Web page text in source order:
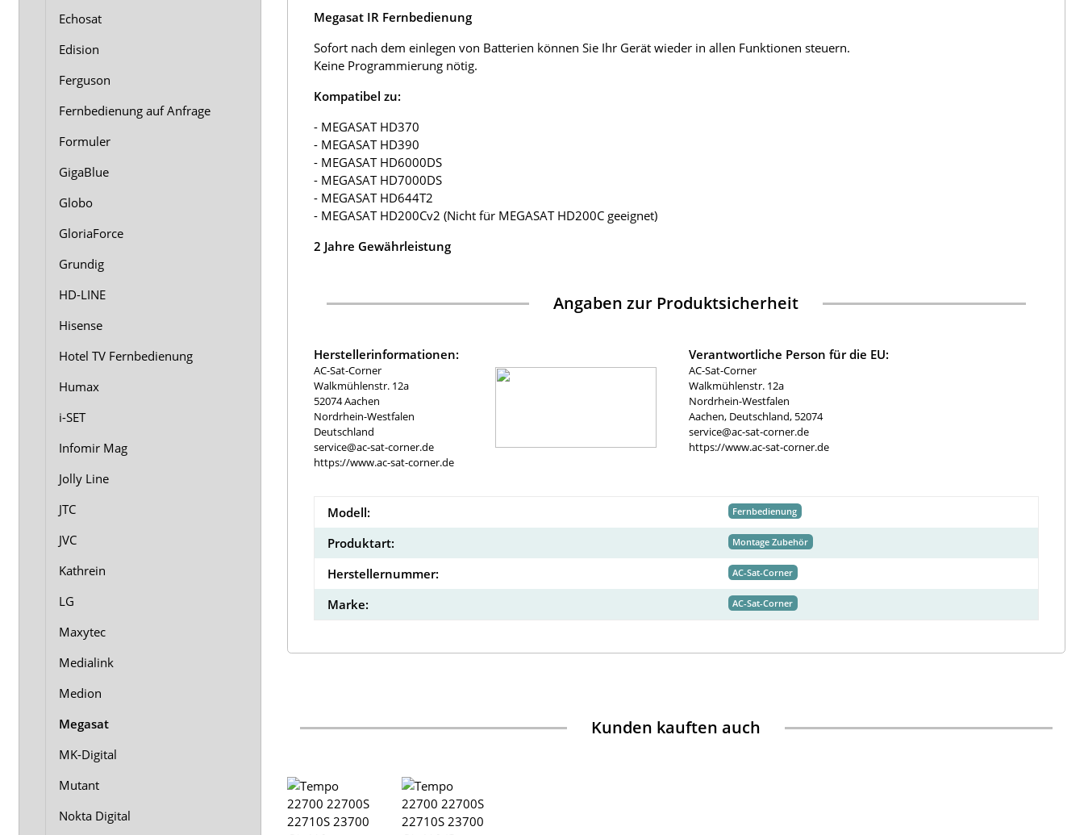
Megasat IR Fernbedienung
Sofort nach dem einlegen von Batterien können Sie Ihr Gerät wieder in allen Funktionen steuern.
Keine Programmierung nötig.
Kompatibel zu:
- MEGASAT HD370
- MEGASAT HD390
- MEGASAT HD6000DS
- MEGASAT HD7000DS
- MEGASAT HD644T2
- MEGASAT HD200Cv2 (Nicht für MEGASAT HD200C geeignet)
2 Jahre Gewährleistung
Angaben zur Produktsicherheit
Herstellerinformationen:
AC-Sat-Corner
Walkmühlenstr. 12a
52074 Aachen
Nordrhein-Westfalen
Deutschland
service@ac-sat-corner.de
https://www.ac-sat-corner.de
Verantwortliche Person für die EU:
AC-Sat-Corner
Walkmühlenstr. 12a
Nordrhein-Westfalen
Aachen, Deutschland, 52074
service@ac-sat-corner.de
https://www.ac-sat-corner.de
Modell: Fernbedienung
Produktart: Montage Zubehör
Herstellernummer: AC-Sat-Corner
Marke: AC-Sat-Corner
Kunden kauften auch
Echosat
Edision
Ferguson
Fernbedienung auf Anfrage
Formuler
GigaBlue
Globo
GloriaForce
Grundig
HD-LINE
Hisense
Hotel TV Fernbedienung
Humax
i-SET
Infomir Mag
Jolly Line
JTC
JVC
Kathrein
LG
Maxytec
Medialink
Medion
Megasat
MK-Digital
Mutant
Nokta Digital